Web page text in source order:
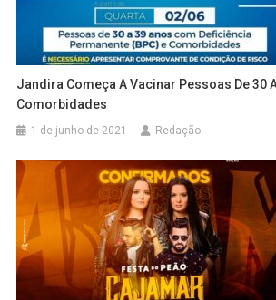
Jandira Começa A Vacinar Pessoas De 30
Comorbidades
1 de junho de 2021 Redação